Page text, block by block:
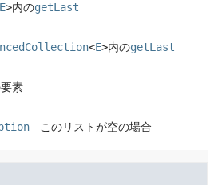
E>内のgetLast
<E>内のgetLast
素
- このリストが空の場合